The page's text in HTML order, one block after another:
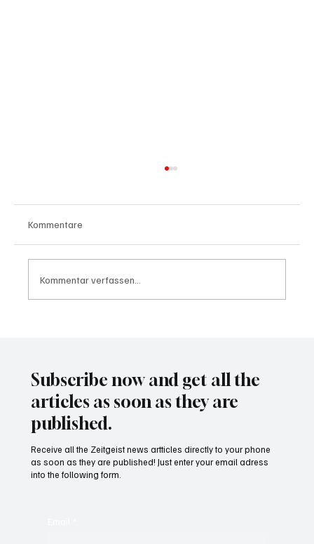
Kommentare
Kommentar verfassen...
Subscribe now and get all the
articles as soon as they are
published.
Receive all the Zeitgeist news artticles directly to your phone
as soon as they are published! Just enter your email adress
into the following form.